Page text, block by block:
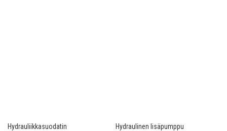
Hydrauliikkasuodatin
Hydraulinen lisäpumppu